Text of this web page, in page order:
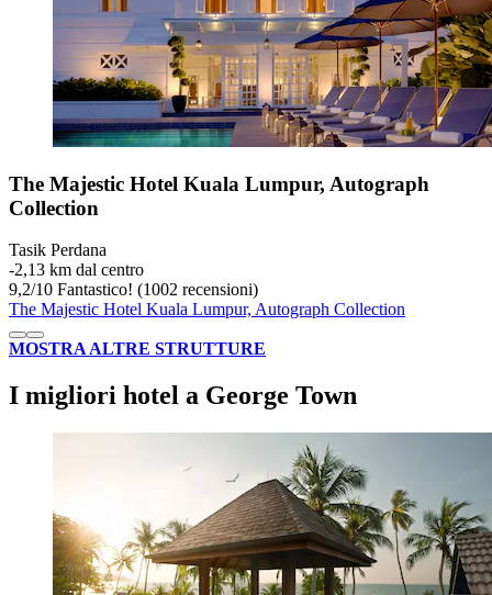
The Majestic Hotel Kuala Lumpur, Autograph
Collection
Tasik Perdana
‐2,13 km dal centro
9,2/10 Fantastico! (1002 recensioni)
The Majestic Hotel Kuala Lumpur, Autograph Collection
MOSTRA ALTRE STRUTTURE
I migliori hotel a George Town